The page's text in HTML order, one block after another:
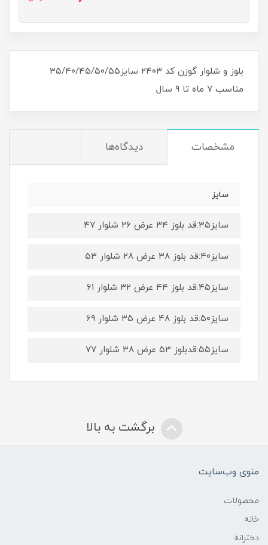
بلوز و شلوار گوزن کد ۲۴۰۳ سایز۳۵/۴۰/۴۵/۵۰/۵۵
مناسب ۷ ماه تا ۹ سال
مشخصات دیدگاه‌ها
سایز
سایز۳۵:قد بلوز ۳۴ عرض ۲۶ شلوار ۴۷
سایز۴۰:قد بلوز ۳۸ عرض ۲۸ شلوار ۵۳
سایز۴۵:قد بلوز ۴۴ عرض ۳۲ شلوار ۶۱
سایز۵۰:قد بلوز ۴۸ عرض ۳۵ شلوار ۶۹
سایز۵۵:قدبلوز ۵۳ عرض ۳۸ شلوار ۷۷
برگشت به بالا
منوی وب‌سایت
محصولات
خانه
دخترانه